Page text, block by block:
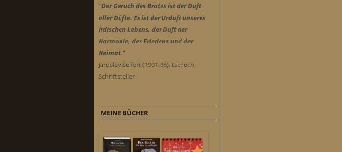
"Der Geruch des Brotes ist der Duft
aller Düfte. Es ist der Urduft unseres
irdischen Lebens, der Duft der
Harmonie, des Friedens und der
Heimat."
Jaroslav Seifert (1901-86), tschech.
Schriftsteller
MEINE BÜCHER